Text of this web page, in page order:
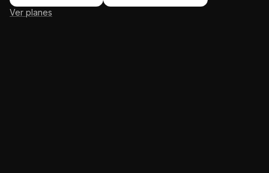
Ver planes